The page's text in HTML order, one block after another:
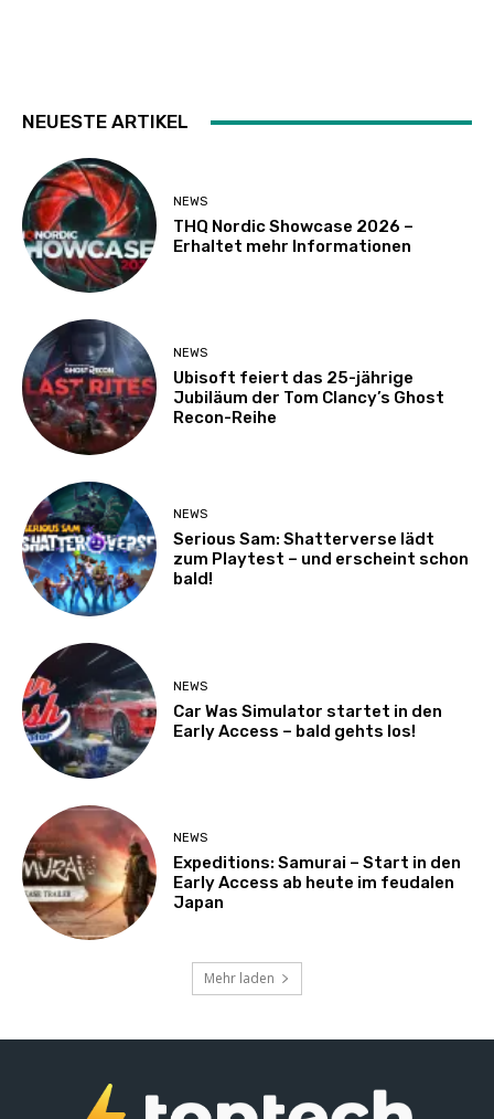
NEUESTE ARTIKEL
NEWS
THQ Nordic Showcase 2026 –
Erhaltet mehr Informationen
NEWS
Ubisoft feiert das 25-jährige
Jubiläum der Tom Clancy’s Ghost
Recon-Reihe
NEWS
Serious Sam: Shatterverse lädt
zum Playtest – und erscheint schon
bald!
NEWS
Car Was Simulator startet in den
Early Access – bald gehts los!
NEWS
Expeditions: Samurai – Start in den
Early Access ab heute im feudalen
Japan
Mehr laden